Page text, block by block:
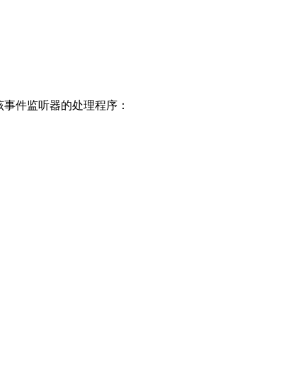
事件监听器的处理程序：